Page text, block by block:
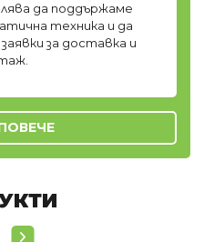
да поддържаме
техника и да
за доставка и